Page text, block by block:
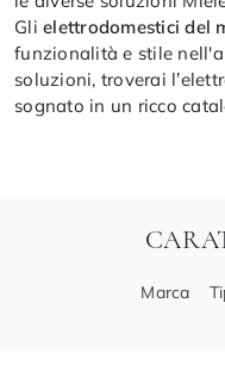
Gli elettrodomestici del
funzionalità e stile
soluzioni, troverai
sognato in un ricco
Marca